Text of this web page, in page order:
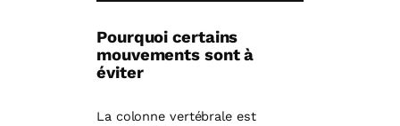
Pourquoi certains
mouvements sont à
éviter
La colonne vertébrale est